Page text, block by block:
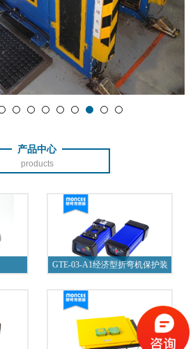
产品中心
products
GTE-03-A1经济型折弯机保护装